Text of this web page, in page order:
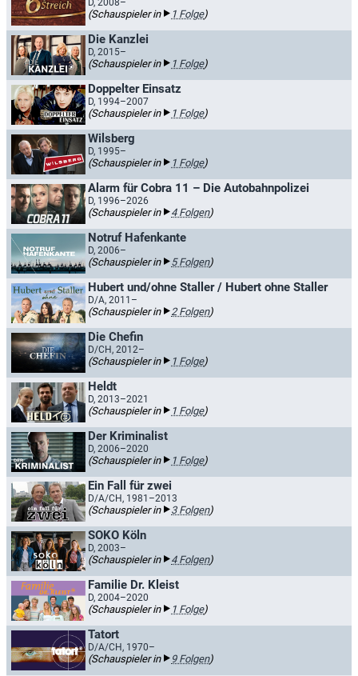
D, 2008–
(Schauspieler in 1 Folge)
Die Kanzlei
D, 2015–
(Schauspieler in 1 Folge)
Doppelter Einsatz
D, 1994–2007
(Schauspieler in 1 Folge)
Wilsberg
D, 1995–
(Schauspieler in 1 Folge)
Alarm für Cobra 11 – Die Autobahnpolizei
D, 1996–2026
(Schauspieler in 4 Folgen)
Notruf Hafenkante
D, 2006–
(Schauspieler in 5 Folgen)
Hubert und/ohne Staller / Hubert ohne Staller
D/A, 2011–
(Schauspieler in 2 Folgen)
Die Chefin
D/CH, 2012–
(Schauspieler in 1 Folge)
Heldt
D, 2013–2021
(Schauspieler in 1 Folge)
Der Kriminalist
D, 2006–2020
(Schauspieler in 1 Folge)
Ein Fall für zwei
D/A/CH, 1981–2013
(Schauspieler in 3 Folgen)
SOKO Köln
D, 2003–
(Schauspieler in 4 Folgen)
Familie Dr. Kleist
D, 2004–2020
(Schauspieler in 1 Folge)
Tatort
D/A/CH, 1970–
(Schauspieler in 9 Folgen)